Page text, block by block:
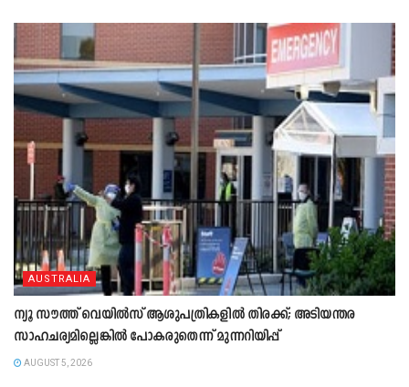
AUSTRALIA
ന്യൂ സൗത്ത് വെയിൽസ് ആശുപത്രികളിൽ തിരക്ക്; അടിയന്തര
സാഹചര്യമില്ലെങ്കിൽ പോകരുതെന്ന് മുന്നറിയിപ്പ്
AUGUST 5, 2026